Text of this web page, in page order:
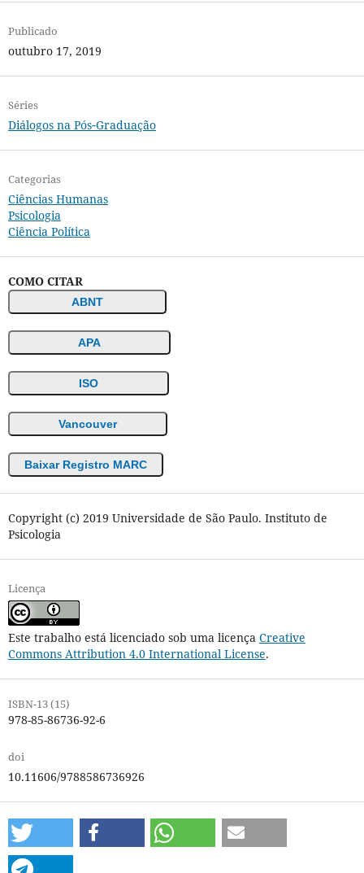
Publicado
outubro 17, 2019
Séries
Diálogos na Pós‐Graduação
Categorias
Ciências Humanas
Psicologia
Ciência Política
COMO CITAR
ABNT
APA
ISO
Vancouver
Baixar Registro MARC
Copyright (c) 2019 Universidade de São Paulo. Instituto de
Psicologia
Licença
Este trabalho está licenciado sob uma licença Creative
Commons Attribution 4.0 International License.
ISBN-13 (15)
978-85-86736-92-6
doi
10.11606/9788586736926